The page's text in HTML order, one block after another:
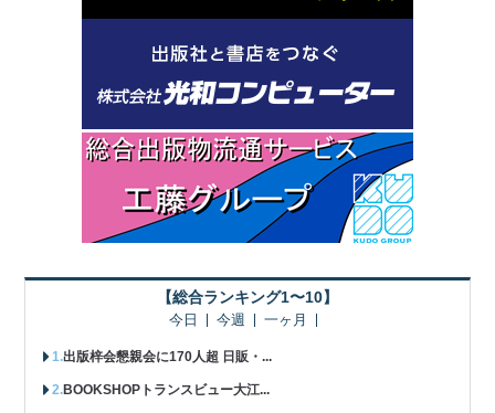
【総合ランキング1〜10】
今日 今週 一ヶ月
出版梓会懇親会に170人超 日販・...
BOOKSHOPトランスビュー大江...